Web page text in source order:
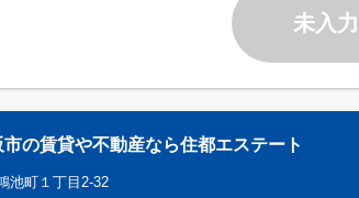
未入
の賃貸や不動産なら住都エステート
池町１丁目2-32